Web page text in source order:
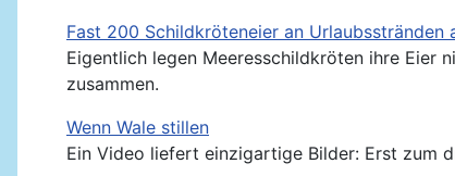
Fast 200 Schildkröteneier an Urlaubsstränden
Eigentlich legen Meeresschildkröten ihre Eier
zusammen.
Wenn Wale stillen
Ein Video liefert einzigartige Bilder: Erst zum